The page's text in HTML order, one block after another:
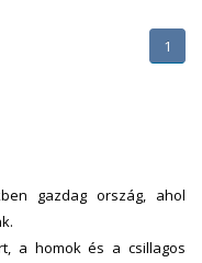
1
gazdag ország, ahol
a homok és a csillagos